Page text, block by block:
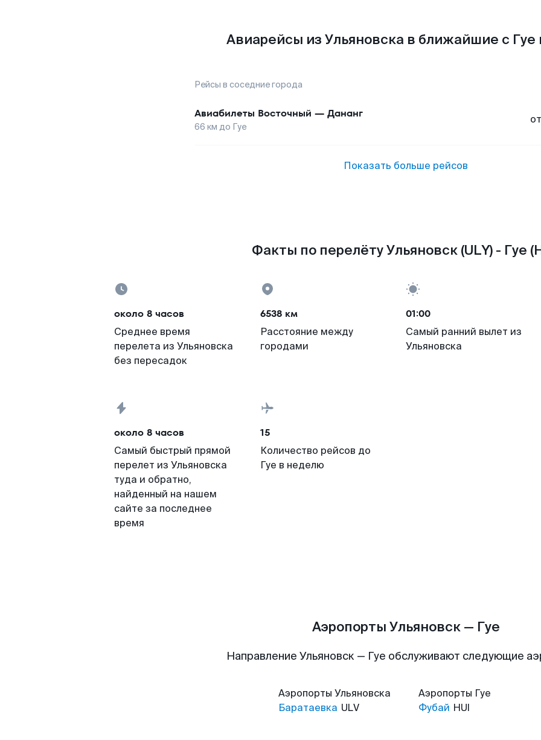
Авиарейсы из Ульяновска в ближайшие с Гуе
Рейсы в соседние города
Авиабилеты Восточный — Дананг
66 км до Гуе
от
Показать больше рейсов
Факты по перелёту Ульяновск (ULY) - Гуе
около 8 часов
Среднее время
перелета из Ульяновска
без пересадок
6538 км
Расстояние между
городами
01:00
Самый ранний вылет из
Ульяновска
около 8 часов
Самый быстрый прямой
перелет из Ульяновска
туда и обратно,
найденный на нашем
сайте за последнее
время
15
Количество рейсов до
Гуе в неделю
Аэропорты Ульяновск — Гуе
Направление Ульяновск — Гуе обслуживают следующие
Аэропорты Ульяновска
Баратаевка ULV
Аэропорты Гуе
Фубай HUI